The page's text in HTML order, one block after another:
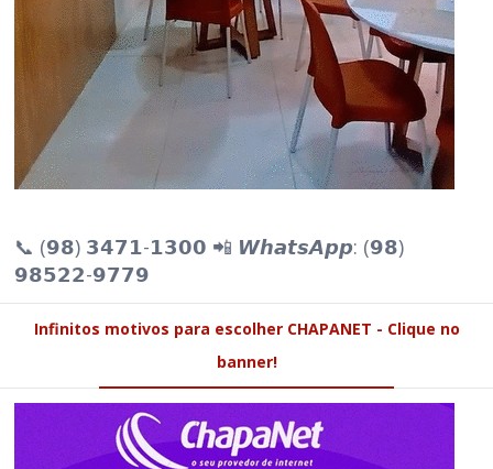
📞 (𝟵𝟴) 𝟯𝟰𝟳𝟭-𝟭𝟯𝟬𝟬 📲 𝙒𝙝𝙖𝙩𝙨𝘼𝙥𝙥: (𝟵𝟴)
𝟵𝟴𝟱𝟮𝟮-𝟵𝟳𝟳𝟵
Infinitos motivos para escolher CHAPANET - Clique no
banner!